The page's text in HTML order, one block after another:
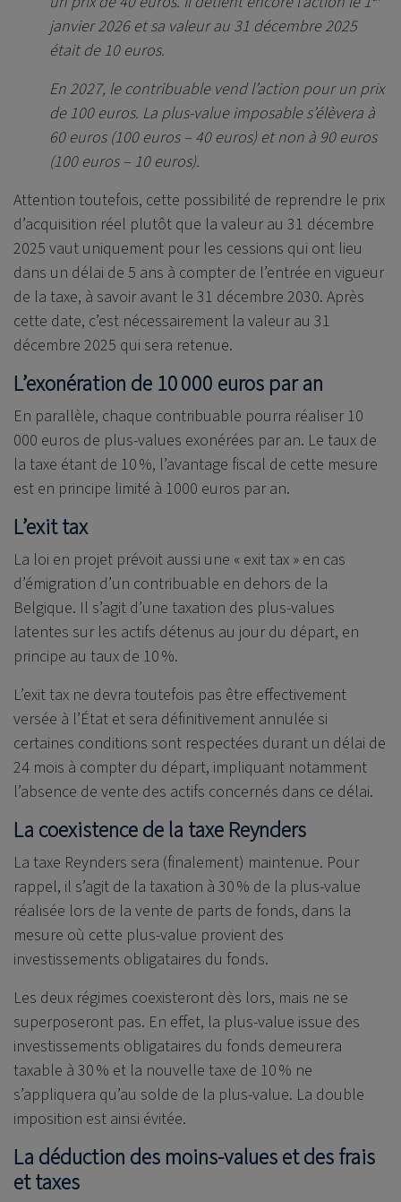
janvier 2026 et sa valeur au 31 décembre 2025
était de 10 euros.
En 2027, le contribuable vend l’action pour un prix
de 100 euros. La plus-value imposable s’élèvera à
60 euros (100 euros – 40 euros) et non à 90 euros
(100 euros – 10 euros).
Attention toutefois, cette possibilité de reprendre le prix
d’acquisition réel plutôt que la valeur au 31 décembre
2025 vaut uniquement pour les cessions qui ont lieu
dans un délai de 5 ans à compter de l’entrée en vigueur
de la taxe, à savoir avant le 31 décembre 2030. Après
cette date, c’est nécessairement la valeur au 31
décembre 2025 qui sera retenue.
L’exonération de 10 000 euros par an
En parallèle, chaque contribuable pourra réaliser 10
000 euros de plus-values exonérées par an. Le taux de
la taxe étant de 10 %, l’avantage fiscal de cette mesure
est en principe limité à 1000 euros par an.
L’exit tax
La loi en projet prévoit aussi une « exit tax » en cas
d’émigration d’un contribuable en dehors de la
Belgique. Il s’agit d’une taxation des plus-values
latentes sur les actifs détenus au jour du départ, en
principe au taux de 10 %.
L’exit tax ne devra toutefois pas être effectivement
versée à l’État et sera définitivement annulée si
certaines conditions sont respectées durant un délai de
24 mois à compter du départ, impliquant notamment
l’absence de vente des actifs concernés dans ce délai.
La coexistence de la taxe Reynders
La taxe Reynders sera (finalement) maintenue. Pour
rappel, il s’agit de la taxation à 30 % de la plus-value
réalisée lors de la vente de parts de fonds, dans la
mesure où cette plus-value provient des
investissements obligataires du fonds.
Les deux régimes coexisteront dès lors, mais ne se
superposeront pas. En effet, la plus-value issue des
investissements obligataires du fonds demeurera
taxable à 30 % et la nouvelle taxe de 10 % ne
s’appliquera qu’au solde de la plus-value. La double
imposition est ainsi évitée.
La déduction des moins-values et des frais
et taxes